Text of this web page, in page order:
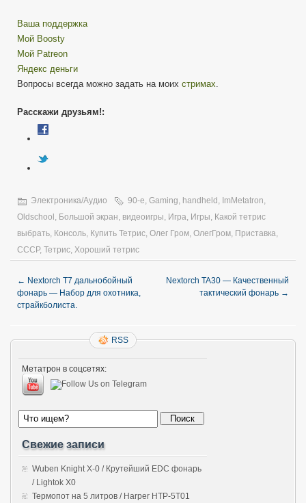
Ваша поддержка
Мой Boosty
Мой Patreon
Яндекс деньги
Вопросы всегда можно задать на моих стримах
Расскажи друзьям!:
Электроника/Аудио 90-е Gaming handheld ImMetatron
Oldschool Большой экран видеоигры Игра Игры Какой тетрис
выбрать Консоль Купить Тетрис Олег Гром ОлегГром Приставка
СССР, Тетрис Хороший тетрис
← Nextorch T7 дальнобойный
фонарь — Набор для охотника,
страйкболиста.
Nextorch TA30 — Качественный
тактический фонарь →
RSS
Метатрон в соцсетях:
Свежие записи
Wuben Knight X-0 / Крутейший EDC фонарь
/ Lightok X0
Термопот на 5 литров / Harper HTP-5T01